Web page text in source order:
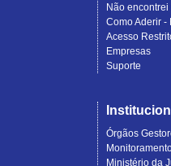
Não
Como Aderir -
Acesso
Empresas
Suporte
Órgãos
Ministério da